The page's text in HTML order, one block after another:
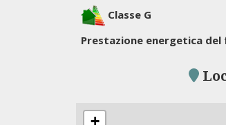
Classe G
Prestazione energetica